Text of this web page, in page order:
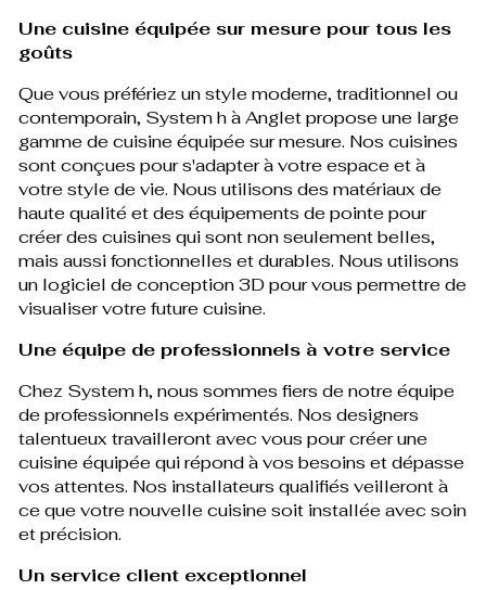
Une cuisine équipée sur mesure pour tous les
goûts
Que vous préfériez un style moderne, traditionnel ou
contemporain, System h à Anglet propose une large
gamme de cuisine équipée sur mesure. Nos cuisines
sont conçues pour s'adapter à votre espace et à
votre style de vie. Nous utilisons des matériaux de
haute qualité et des équipements de pointe pour
créer des cuisines qui sont non seulement belles,
mais aussi fonctionnelles et durables. Nous utilisons
un logiciel de conception 3D pour vous permettre de
visualiser votre future cuisine.
Une équipe de professionnels à votre service
Chez System h, nous sommes fiers de notre équipe
de professionnels expérimentés. Nos designers
talentueux travailleront avec vous pour créer une
cuisine équipée qui répond à vos besoins et dépasse
vos attentes. Nos installateurs qualifiés veilleront à
ce que votre nouvelle cuisine soit installée avec soin
et précision.
Un service client exceptionnel